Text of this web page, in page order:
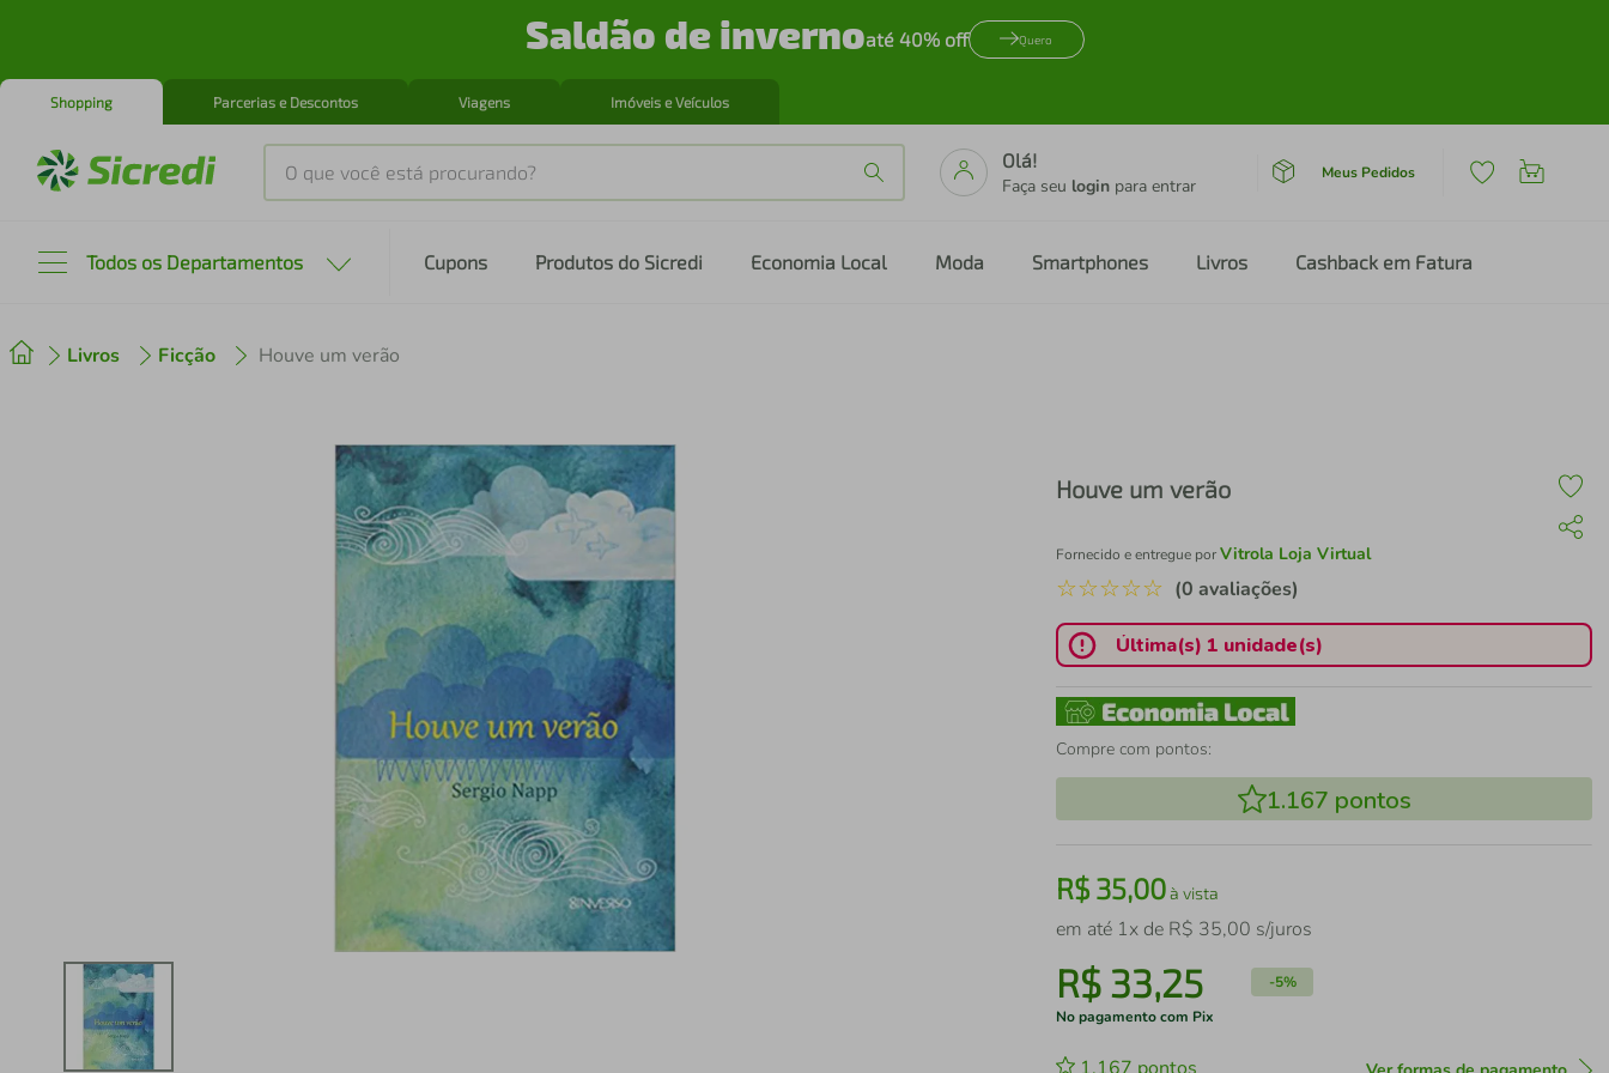
Saldão de invernoaté 40% off Quero
Shopping Parcerias e Descontos Viagens Imóveis e Veículos
O que você está procurando?
Olá!
Faça seu login para entrar
Meus Pedidos
Todos os Departamentos Cupons Produtos do Sicredi Economia Local Moda Smartphones Livros Cashback em Fatura
Livros Ficção Houve um verão
Houve um verão
Fornecido e entregue porVitrola Loja Virtual
☆☆☆☆☆ (0 avaliações)
Última(s) 1 unidade(s)
Compre com pontos:
1.167 pontos
R$35,00à vista
em até 1x de R$ 35,00 s/juros
R$ 33,25 -5%
No pagamento com Pix
2º cafeteira
air fryer